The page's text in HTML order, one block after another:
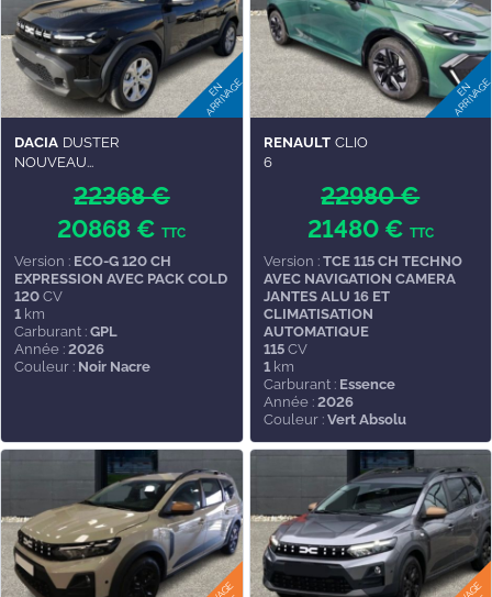
DACIA DUSTER
NOUVEAU...
22368 €
20868 €TTC
Version : ECO-G 120 CH
EXPRESSION AVEC PACK COLD
120 CV
1 km
Carburant : GPL
Année : 2026
Couleur : Noir Nacre
RENAULT CLIO
6
22980 €
21480 € TTC
Version : TCE 115 CH TECHNO
AVEC NAVIGATION CAMERA
JANTES ALU 16 ET
CLIMATISATION
AUTOMATIQUE
115CV
1km
Carburant : Essence
Année : 2026
Couleur : Vert Absolu